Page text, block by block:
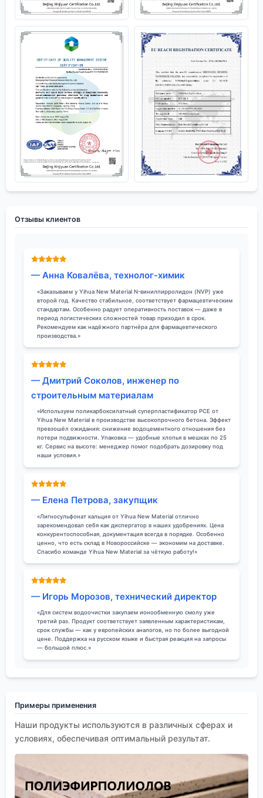
Отзывы клиентов
— Анна Ковалёва, технолог-химик
«Заказываем у Yihua New Material N-винилпирролидон (NVP) уже
второй год. Качество стабильное, соответствует фармацевтическим
стандартам. Особенно радует оперативность поставок — даже в
период логистических сложностей товар приходил в срок.
Рекомендуем как надёжного партнёра для фармацевтического
производства.»
— Дмитрий Соколов, инженер по
строительным материалам
«Используем поликарбоксилатный суперпластификатор PCE от
Yihua New Material в производстве высокопрочного бетона. Эффект
превзошёл ожидания: снижение водоцементного отношения без
потери подвижности. Упаковка — удобные хлопья в мешках по 25
кг. Сервис на высоте: менеджер помог подобрать дозировку под
наши условия.»
— Елена Петрова, закупщик
«Лигносульфонат кальция от Yihua New Material отлично
зарекомендовал себя как диспергатор в наших удобрениях. Цена
конкурентоспособная, документация всегда в порядке. Особенно
ценно, что есть склад в Новороссийске — экономим на доставке.
Спасибо команде Yihua New Material за чёткую работу!»
— Игорь Морозов, технический директор
«Для систем водоочистки закупаем ионообменную смолу уже
третий раз. Продукт соответствует заявленным характеристикам,
срок службы — как у европейских аналогов, но по более выгодной
цене. Поддержка на русском языке и быстрая реакция на запросы
— большой плюс.»
Примеры применения
Наши продукты используются в различных сферах и
условиях, обеспечивая оптимальный результат.